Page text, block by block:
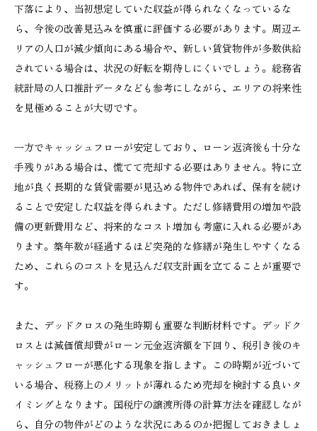
下落により、当初想定していた収益が得られなくなっているな
ら、今後の改善見込みを慎重に評価する必要があります。周辺エ
リアの人口が減少傾向にある場合や、新しい賃貸物件が多数供給
されている場合は、状況の好転を期待しにくいでしょう。総務省
統計局の人口推計データなども参考にしながら、エリアの将来性
を見極めることが大切です。
一方でキャッシュフローが安定しており、ローン返済後も十分な
手残りがある場合は、慌てて売却する必要はありません。特に立
地が良く長期的な賃貸需要が見込める物件であれば、保有を続け
ることで安定した収益を得られます。ただし修繕費用の増加や設
備の更新費用など、将来的なコスト増加も考慮に入れる必要があ
ります。築年数が経過するほど突発的な修繕が発生しやすくなる
ため、これらのコストを見込んだ収支計画を立てることが重要で
す。
また、デッドクロスの発生時期も重要な判断材料です。デッドク
ロスとは減価償却費がローン元金返済額を下回り、税引き後のキ
ャッシュフローが悪化する現象を指します。この時期が近づいて
いる場合、税務上のメリットが薄れるため売却を検討する良いタ
イミングとなります。国税庁の譲渡所得の計算方法を確認しなが
ら、自分の物件がどのような状況にあるのか把握しておきましょ